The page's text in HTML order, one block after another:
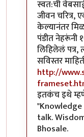
स्वत:ची
जीवन
केल्यानंतर
पंडीत नेहरूंनी
लिहिलेलं पत्र,
सविस्तर
http://
इतकंच इथे
talk.
Bhosale.